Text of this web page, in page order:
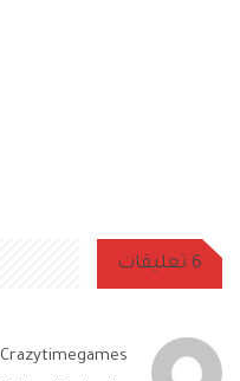
6 تعليقات
Crazytimegames